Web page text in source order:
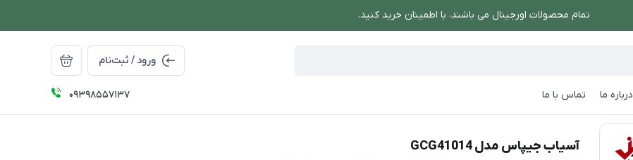
تمام محصولات اورجینال می باشند، با اطمینان خرید کنید.
ورود / ثبت‌نام
درباره ما تماس با ما 09398557137
/ آسیاب جیپاس مدل GCG41014
آسیاب جیپاس مدل GCG41014